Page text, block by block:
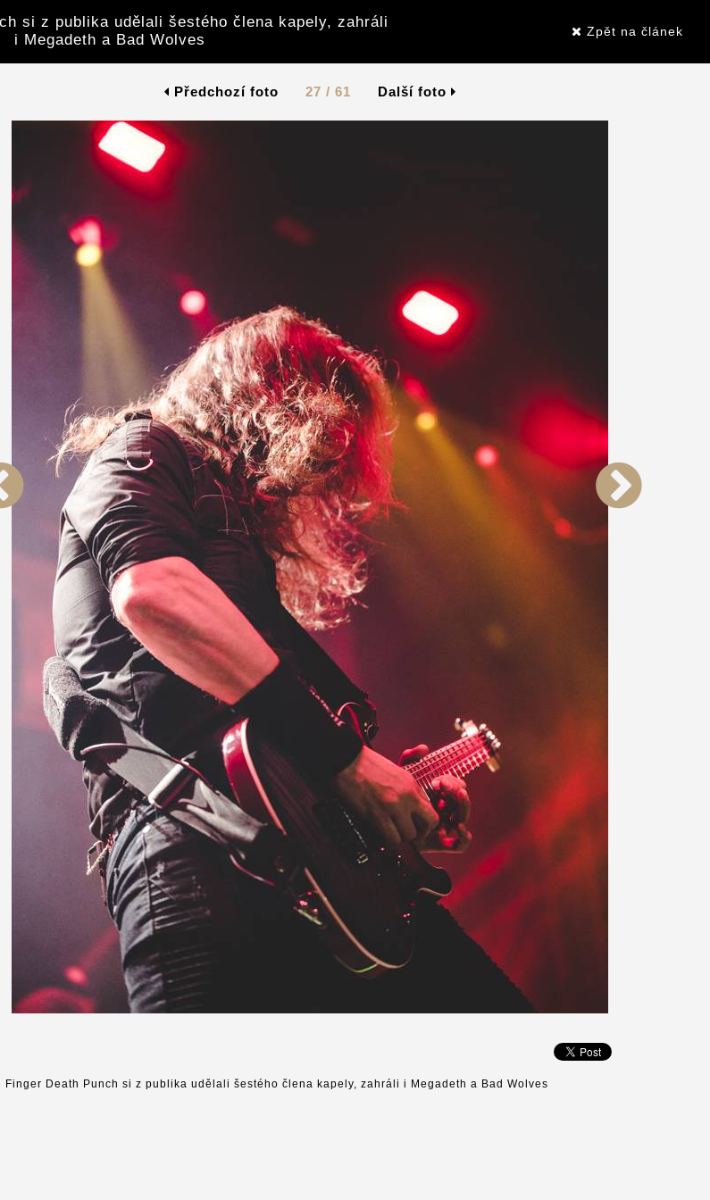
si z publika udělali šestého člena kapely, zahráli
i Megadeth a Bad Wolves
Zpět na článek
Předchozí foto 27 / 61 Další foto
Finger Death Punch si z publika udělali šestého člena kapely, zahráli i Megadeth a Bad Wolves